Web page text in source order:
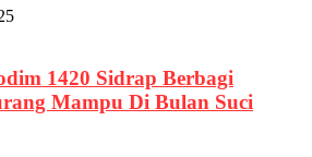
1420 Sidrap Berbagi
Mampu Di Bulan Suci